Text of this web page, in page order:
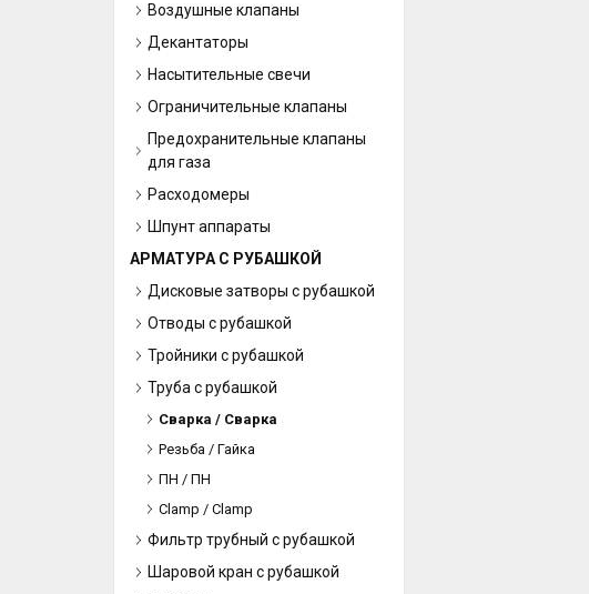
Воздушные клапаны
Декантаторы
Насытительные свечи
Ограничительные клапаны
Предохранительные клапаны
для газа
Расходомеры
Шпунт аппараты
АРМАТУРА С РУБАШКОЙ
Дисковые затворы с рубашкой
Отводы с рубашкой
Тройники с рубашкой
Труба с рубашкой
Сварка / Сварка
Резьба / Гайка
ПН / ПН
Clamp / Clamp
Фильтр трубный с рубашкой
Шаровой кран с рубашкой